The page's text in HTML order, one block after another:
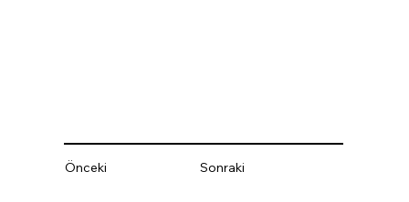
Önceki Sonraki